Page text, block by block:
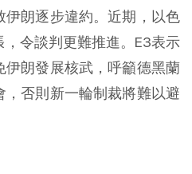
伊朗逐步違約。近期，以色
令談判更難推進。E3表示
朗發展核武，呼籲德黑蘭
否則新一輪制裁將難以避